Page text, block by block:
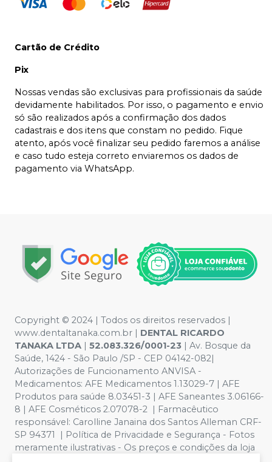
Cartão de Crédito
Pix
Nossas vendas são exclusivas para profissionais da saúde
devidamente habilitados. Por isso, o pagamento e envio
só são realizados após a confirmação dos dados
cadastrais e dos itens que constam no pedido. Fique
atento, após você finalizar seu pedido faremos a análise
e caso tudo esteja correto enviaremos os dados de
pagamento via WhatsApp.
Copyright © 2024 | Todos os direitos reservados |
www.dentaltanaka.com.br | DENTAL RICARDO
TANAKA LTDA | 52.083.326/0001-23 | Av. Bosque da
Saúde, 1424 - São Paulo /SP - CEP 04142-082|
Autorizações de Funcionamento ANVISA -
Medicamentos: AFE Medicamentos 1.13029-7 | AFE
Produtos para saúde 8.03451-3 | AFE Saneantes 3.06166-
8 | AFE Cosméticos 2.07078-2 | Farmacêutico
responsável: Carolline Janaina dos Santos Alleman CRF-
SP 94371
| Política de Privacidade e Segurança - Fotos
meramente ilustrativas - Os preços e condições da loja